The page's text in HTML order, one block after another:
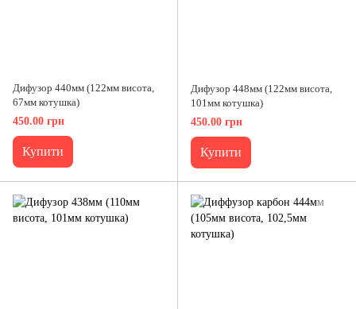
Дифузор 440мм (122мм висота,
67мм котушка)
450.00 грн
Купити
Дифузор 448мм (122мм висота,
101мм котушка)
450.00 грн
Купити